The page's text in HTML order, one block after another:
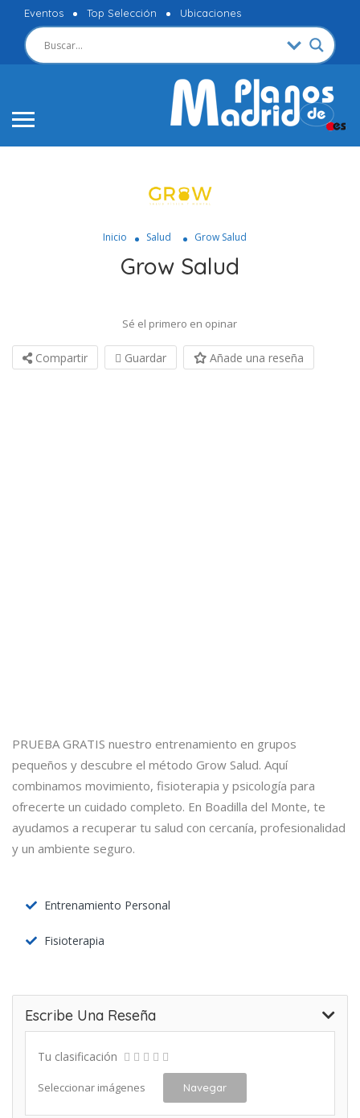
Eventos Top Selección Ubicaciones
Inicio Salud Grow Salud
Grow Salud
Sé el primero en opinar
Compartir Guardar Añade una reseña
PRUEBA GRATIS nuestro entrenamiento en grupos
pequeños y descubre el método Grow Salud. Aquí
combinamos movimiento, fisioterapia y psicología para
ofrecerte un cuidado completo. En Boadilla del Monte, te
ayudamos a recuperar tu salud con cercanía, profesionalidad
y un ambiente seguro.
Entrenamiento Personal
Fisioterapia
Escribe Una Reseña
Tu clasificación
Seleccionar imágenes Navegar